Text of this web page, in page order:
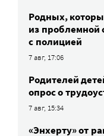
Родных,
из проблемной
с полицией
7 авг, 17:06
Родителей
опрос о
7 авг, 15:34
«Энхерту» от